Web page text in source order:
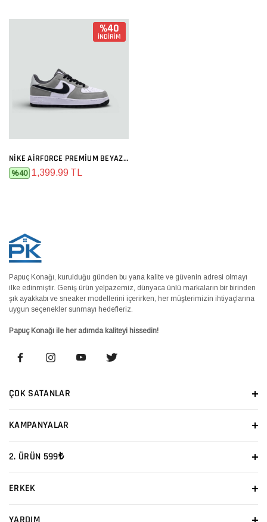
%40
İNDİRİM
NIKE AIRFORCE PREMIUM BEYAZ GRI SIYAH
%40 1,399.99 TL
Papuç Konağı, kurulduğu günden bu yana kalite ve güvenin adresi olmayı
ilke edinmiştir. Geniş ürün yelpazemiz, dünyaca ünlü markaların bir birinden
şık ayakkabı ve sneaker modellerini içerirken, her müşterimizin ihtiyaçlarına
uygun seçenekler sunmayı hedefleriz.
Papuç Konağı ile her adımda kaliteyi hissedin!
ÇOK SATANLAR
KAMPANYALAR
2. ÜRÜN 599₺
ERKEK